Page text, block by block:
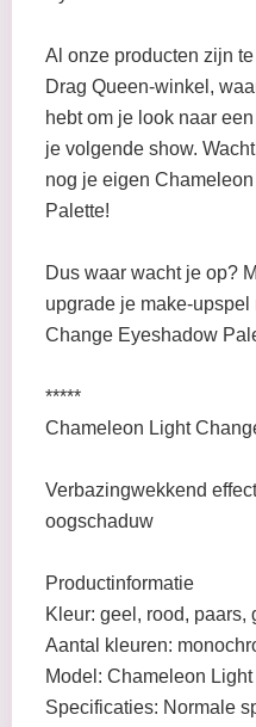
Al onze producten zijn
Drag Queen-winkel,
hebt om je look naar
je volgende show.
nog je eigen
Palette!
Dus waar wacht je op?
upgrade je make-
Change Eyeshadow
*****
Chameleon Light
Verbazingwekkend
oogschaduw
Productinformatie
Kleur: geel, rood, paars,
Aantal kleuren:
Model: Chameleon
Specificaties: Normale